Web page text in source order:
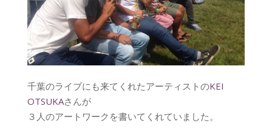
千葉のライブにも来てくれたアーティストのKEI
OTSUKAさんが
３人のアートワークを書いてくれていました。